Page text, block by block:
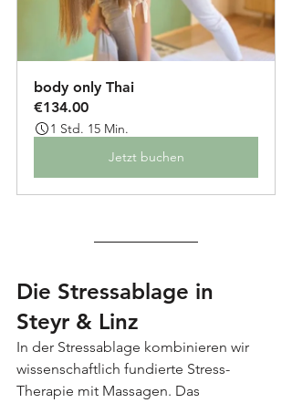
body only Thai
€134.00
1 Std. 15 Min.
Jetzt buchen
Die Stressablage in
Steyr & Linz
In der Stressablage kombinieren wir
wissenschaftlich fundierte Stress-
Therapie mit Massagen. Das